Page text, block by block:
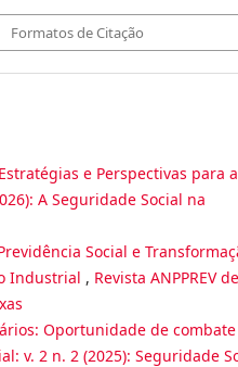
Formatos de Citação
e Perspectivas para a
A Seguridade Social na
Social e
Industrial , Revista ANPPREV de
Oportunidade de combate
v. 2 n. 2 (2025): Seguridade